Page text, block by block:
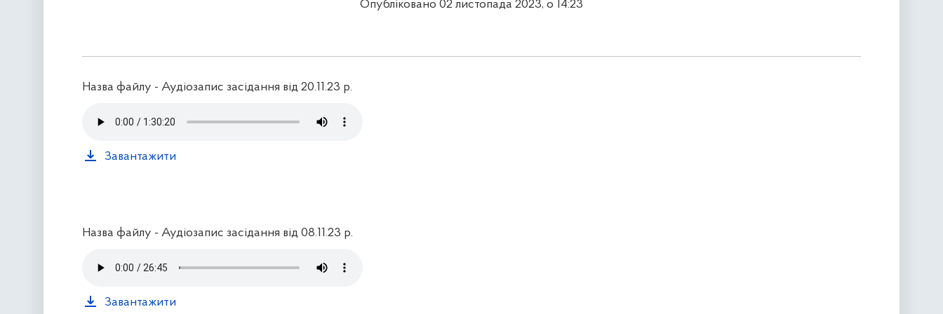
Опубліковано 02 листопада 2023, о 14:23
Назва файлу - Аудіозапис засідання від 20.11.23 р.
Завантажити
Назва файлу - Аудіозапис засідання від 08.11.23 р.
Завантажити